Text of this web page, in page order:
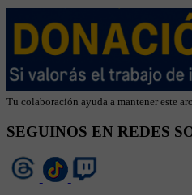
Tu colaboración ayuda a mantener este
SEGUINOS EN REDES